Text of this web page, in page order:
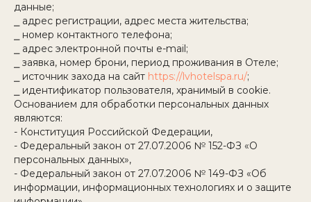
данные;
⎯ адрес регистрации, адрес места жительства;
⎯ номер контактного телефона;
⎯ адрес электронной почты e-mail;
⎯ заявка, номер брони, период проживания в Отеле;
⎯ источник захода на сайт https://lvhotelspa.ru/;
⎯ идентификатор пользователя, хранимый в cookie.
Основанием для обработки персональных данных
являются:
- Конституция Российской Федерации,
- Федеральный закон от 27.07.2006 № 152-ФЗ «О
персональных данных»,
- Федеральный закон от 27.07.2006 № 149-ФЗ «Об
информации, информационных технологиях и о защите